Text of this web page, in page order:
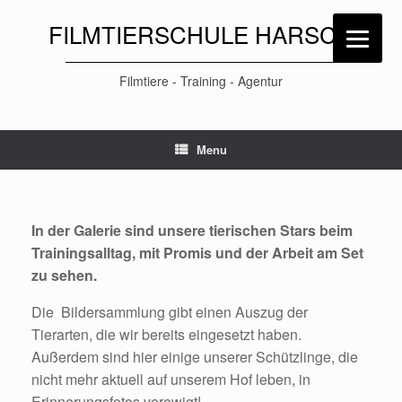
FILMTIERSCHULE HARSCH
Filmtiere - Training - Agentur
Menu
In der Galerie sind unsere tierischen Stars beim
Trainingsalltag, mit Promis und der Arbeit am Set
zu sehen.
Die Bildersammlung gibt einen Auszug der
Tierarten, die wir bereits eingesetzt haben.
Außerdem sind hier einige unserer Schützlinge, die
nicht mehr aktuell auf unserem Hof leben, in